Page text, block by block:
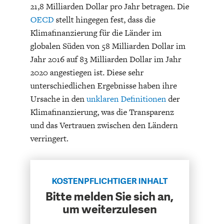
UNGLEICHHEIT UND
EUROPA
21,8 Milliarden Dollar pro Jahr betragen. Die
OECDstellt hingegen fest, dass die
Klimafinanzierung für die Länder im
globalen Süden von 58 Milliarden Dollar im
Jahr 2016 auf 83 Milliarden Dollar im Jahr
2020 angestiegen ist. Diese sehr
unterschiedlichen Ergebnisse haben ihre
Ursache in denunklaren Definitionender
Klimafinanzierung, was die Transparenz
und das Vertrauen zwischen den Ländern
verringert.
KOSTENPFLICHTIGER INHALT
Bitte melden Sie sich an,
um weiterzulesen